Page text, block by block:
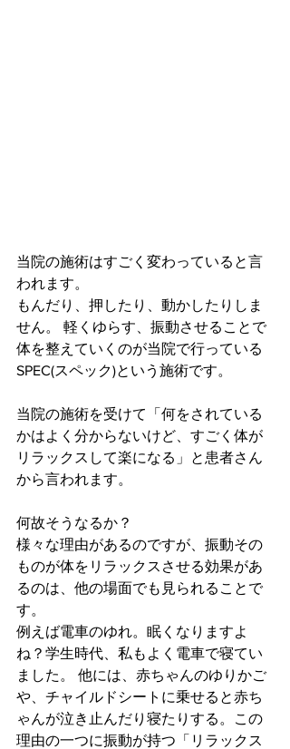
当院の施術はすごく変わっていると言
われます。
もんだり、押したり、動かしたりしま
せん。 軽くゆらす、振動させることで
体を整えていくのが当院で行っている
SPEC(スペック)という施術です。
当院の施術を受けて「何をされている
かはよく分からないけど、すごく体が
リラックスして楽になる」と患者さん
から言われます。
何故そうなるか？
様々な理由があるのですが、振動その
ものが体をリラックスさせる効果があ
るのは、他の場面でも見られることで
す。
例えば電車のゆれ。眠くなりますよ
ね？学生時代、私もよく電車で寝てい
ました。 他には、赤ちゃんのゆりかご
や、チャイルドシートに乗せると赤ち
ゃんが泣き止んだり寝たりする。この
理由の一つに振動が持つ「リラックス